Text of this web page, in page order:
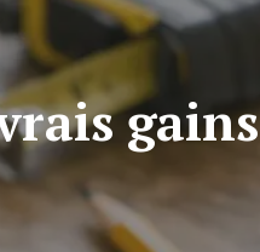
gains